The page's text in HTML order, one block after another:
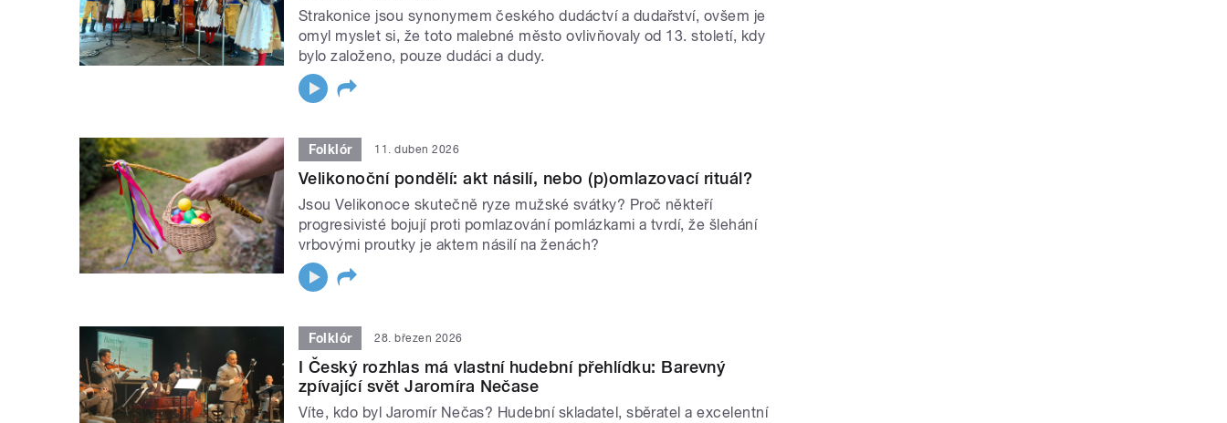
Strakonice jsou synonymem českého dudáctví a dudařství, ovšem je
omyl myslet si, že toto malebné město ovlivňovaly od 13. století, kdy
bylo založeno, pouze dudáci a dudy.
Folklór 11. duben 2026
Velikonoční pondělí: akt násilí, nebo (p)omlazovací rituál?
Jsou Velikonoce skutečně ryze mužské svátky? Proč někteří
progresivisté bojují proti pomlazování pomlázkami a tvrdí, že šlehání
vrbovými proutky je aktem násilí na ženách?
Folklór 28. březen 2026
I Český rozhlas má vlastní hudební přehlídku: Barevný
zpívající svět Jaromíra Nečase
Víte, kdo byl Jaromír Nečas? Hudební skladatel, sběratel a excelentní